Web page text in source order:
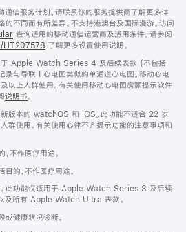
通信服务计划。请联系你的服务提供商了解更多详
的不同而有所差异。不支持港澳台及国际漫游。访问
查询适用的移动通信运营商及适用条件。请参阅
HT207578 (在
窗
口
中
开)
了解更多设置使用说明。
于 Apple Watch Series 4 及后续表款 (不包括
与导联 I 心电图类似的单通道心电图。移动心电
以上人群使用。有关使用移动心电图房颤提示软件
说明书。
版本的 watchOS 和 iOS。此功能不适合 22 岁
群使用。有关使用心律不齐提示功能的注意事项和
不作医疗用途。
的，不作医疗用途。
。此功能仅适用于 Apple Watch Series 8 及后续
及所有 Apple Watch Ultra 表款。
健康状况诊断。